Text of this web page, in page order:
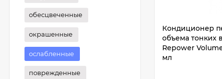
Кондиционер
объема тонких
Repower
мл
обесцвеченные
окрашенные
ослабленные
поврежденные